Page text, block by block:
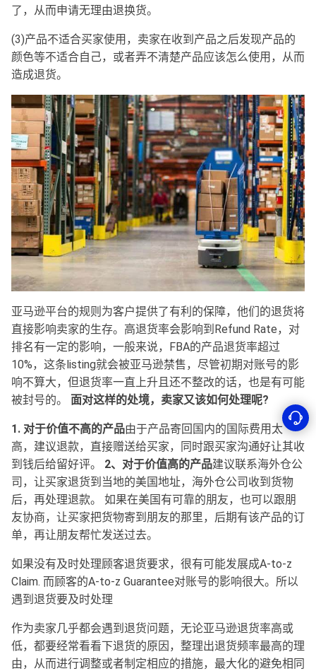
了，从而申请无理由退换货。
(3)产品不适合买家使用，卖家在收到产品之后发现产品的
颜色等不适合自己，或者弄不清楚产品应该怎么使用，从而
造成退货。
亚马逊平台的规则为客户提供了有利的保障，他们的退货将
直接影响卖家的生存。高退货率会影响到Refund Rate，对
排名有一定的影响，一般来说，FBA的产品退货率超过
10%，这条listing就会被亚马逊禁售，尽管初期对账号的影
响不算大，但退货率一直上升且还不整改的话，也是有可能
被封号的。 面对这样的处境，卖家又该如何处理呢?
1. 对于价值不高的产品由于产品寄回国内的国际费用太
高，建议退款，直接赠送给买家，同时跟买家沟通好让其收
到钱后给留好评。 2、对于价值高的产品建议联系海外仓公
司，让买家退货到当地的美国地址，海外仓公司收到货物
后，再处理退款。 如果在美国有可靠的朋友，也可以跟朋
友协商，让买家把货物寄到朋友的那里，后期有该产品的订
单，再让朋友帮忙发送过去。
如果没有及时处理顾客退货要求，很有可能发展成A-to-z
Claim. 而顾客的A-to-z Guarantee对账号的影响很大。所以
遇到退货要及时处理
作为卖家几乎都会遇到退货问题，无论亚马逊退货率高或
低，都要经常看看下退货的原因，整理出退货频率最高的理
由，从而进行调整或者制定相应的措施，最大化的避免相同